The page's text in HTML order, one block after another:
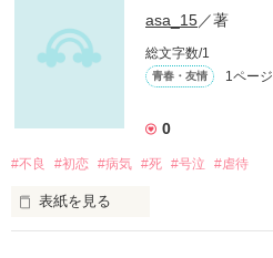
asa_15／著
総文字数/1
青春・友情 1ページ
0
#不良 #初恋 #病気 #死 #号泣 #虐待
表紙を見る